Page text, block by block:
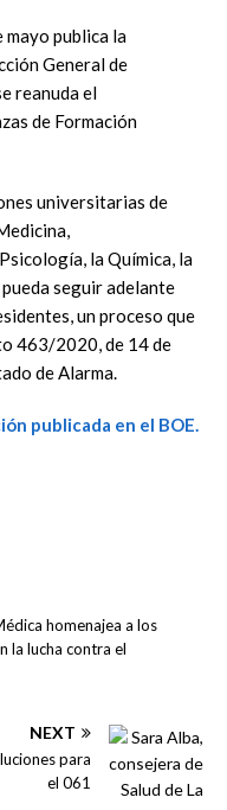
mayo publica la
General de
reanuda el
de Formación
universitarias de
la Química, la
seguir adelante
un proceso que
463/2020, de 14 de
de Alarma.
publicada en el BOE.
homenajea a los
la lucha contra el
NEXT
para
el 061